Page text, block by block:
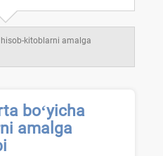
kitoblarni amalga
boʻyicha
amalga